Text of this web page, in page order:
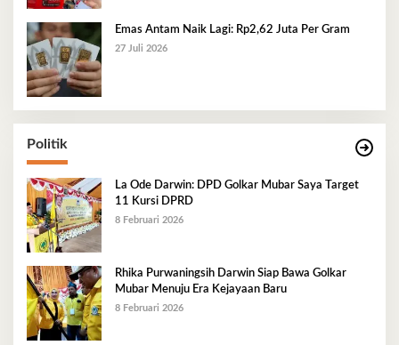
Emas Antam Naik Lagi: Rp2,62 Juta Per Gram
27 Juli 2026
Politik
La Ode Darwin: DPD Golkar Mubar Saya Target
11 Kursi DPRD
8 Februari 2026
Rhika Purwaningsih Darwin Siap Bawa Golkar
Mubar Menuju Era Kejayaan Baru
8 Februari 2026